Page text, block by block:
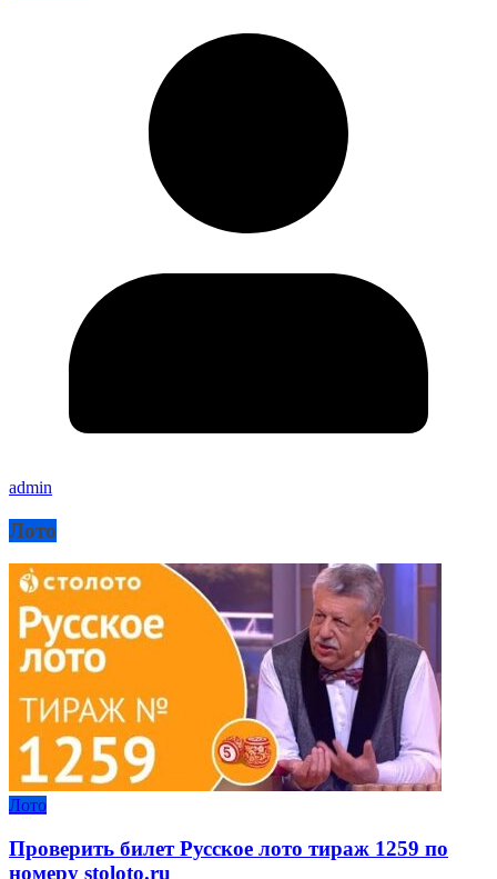
admin
Лото
Лото
Проверить билет Русское лото тираж 1259 по
номеру stoloto.ru